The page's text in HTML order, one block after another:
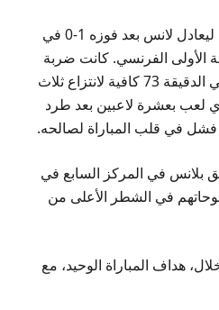
ضربة معلم لتولوز، الذي عاد ليعادل لانس بعد فوزه 1-0 في
الدرجة الأولى الفرنسي. كانت ضربة
جزاء نفذها زكرياء أبوخلال في الدقيقة 73 كافية لانتزاع ثلاث
لعب بعشرة لاعبين بعد طرد
بلانس في المركز السابع في
في الشطر الأعلى من
هداف المباراة الوحيد، مع